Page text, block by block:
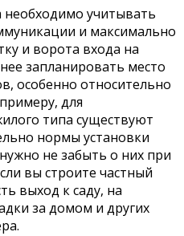
необходимо учитывать
и максимально
и ворота входа на
запланировать место
особенно относительно
для
типа существуют
нормы установки
не забыть о них при
вы строите частный
выход к саду, на
за домом и других